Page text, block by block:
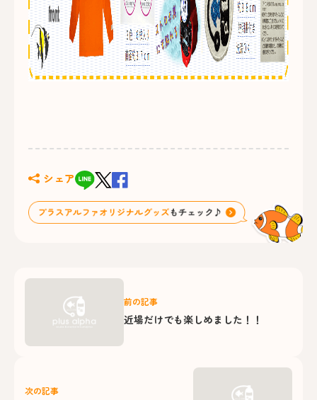
シェア
前の記事
近場だけでも楽しめました！！
次の記事